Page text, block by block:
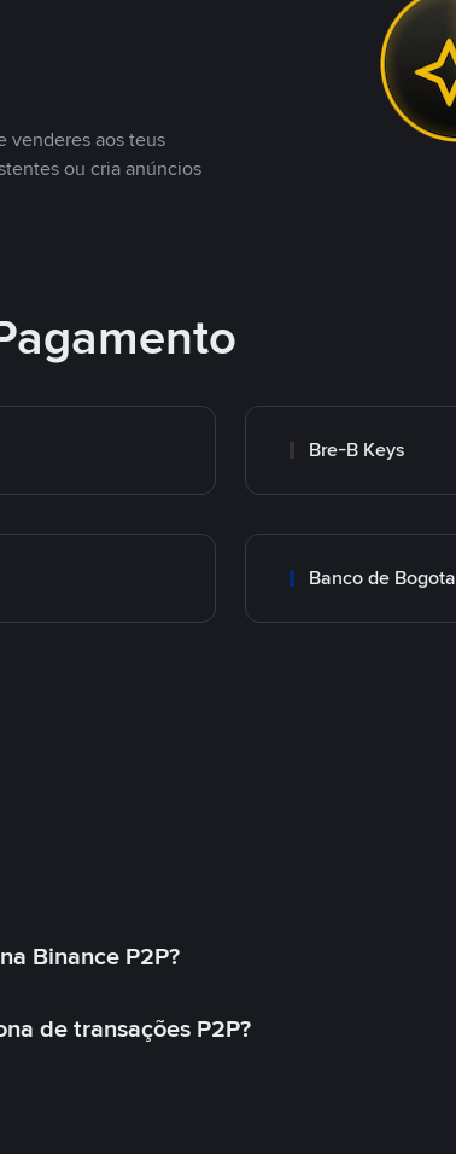
venderes aos teus
ou cria anúncios
Bre-B Keys
Banco de Bogota
Binance P2P?
de transações P2P?